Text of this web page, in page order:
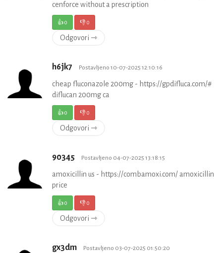
cenforce without a prescription
👍0 👎0
Odgovori ⇾
h6jk7 Postavljeno 10-07-2025 12:10:16
cheap fluconazole 200mg - https://gpdifluca.com/#
diflucan 200mg ca
👍0 👎0
Odgovori ⇾
90345 Postavljeno 04-07-2025 13:18:15
amoxicillin us - https://combamoxi.com/ amoxicillin
price
👍0 👎0
Odgovori ⇾
gx3dm Postavljeno 03-07-2025 01:50:20